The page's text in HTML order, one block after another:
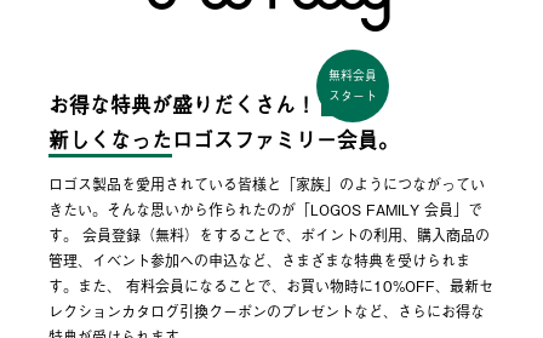
お得な特典が盛りだくさん！
無料会員
スタート
新しくなった ロゴスファミリー会員。
ロゴス製品を愛用されている皆様と「家族」のようにつながってい
きたい。そんな思いから作られたのが「LOGOS FAMILY 会員」で
す。 会員登録（無料）をすることで、ポイントの利用、購入商品の
管理、イベント参加への申込など、さまざまな特典を受けられま
す。また、 有料会員になることで、お買い物時に10%OFF、最新セ
レクションカタログ引換クーポンのプレゼントなど、さらにお得な